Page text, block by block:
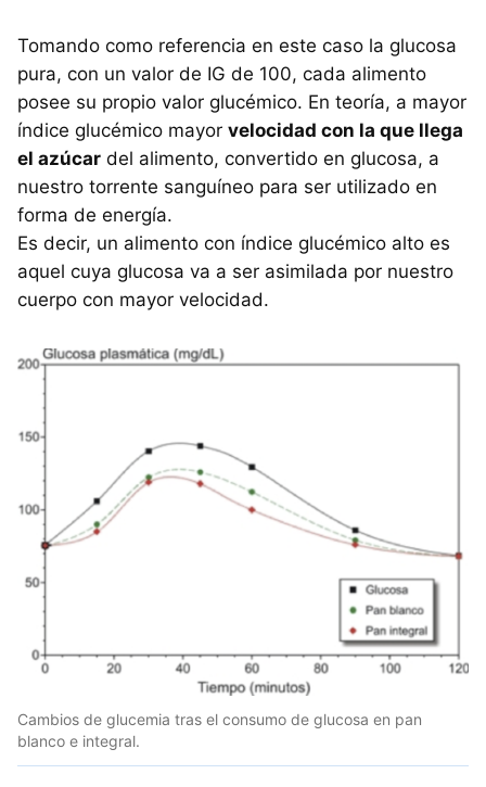
Tomando como referencia en este caso la glucosa
pura, con un valor de IG de 100, cada alimento
posee su propio valor glucémico. En teoría, a mayor
índice glucémico mayor velocidad con la que llega
el azúcar del alimento, convertido en glucosa, a
nuestro torrente sanguíneo para ser utilizado en
forma de energía.
Es decir, un alimento con índice glucémico alto es
aquel cuya glucosa va a ser asimilada por nuestro
cuerpo con mayor velocidad.
Cambios de glucemia tras el consumo de glucosa en pan
blanco e integral.